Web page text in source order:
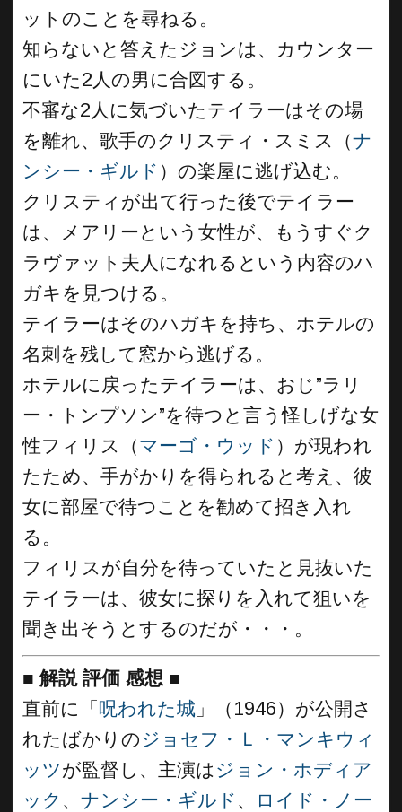
ットのことを尋ねる。
知らないと答えたジョンは、カウンター
にいた2人の男に合図する。
不審な2人に気づいたテイラーはその場
を離れ、歌手のクリスティ・スミス（ナ
ンシー・ギルド ）の楽屋に逃げ込む。
クリスティが出て行った後でテイラー
は、メアリーという女性が、もうすぐク
ラヴァット夫人になれるという内容のハ
ガキを見つける。
テイラーはそのハガキを持ち、ホテルの
名刺を残して窓から逃げる。
ホテルに戻ったテイラーは、おじ”ラリ
ー・トンプソン”を待つと言う怪しげな女
性フィリス（マーゴ・ウッド ）が現われ
たため、手がかりを得られると考え、彼
女に部屋で待つことを勧めて招き入れ
る。
フィリスが自分を待っていたと見抜いた
テイラーは、彼女に探りを入れて狙いを
聞き出そうとするのだが・・・。
■ 解説 評価 感想 ■
直前に「 呪われた城 」（1946）が公開さ
れたばかりのジョセフ・Ｌ・マンキウィ
ッツが監督し、主演はジョン・ホディア
ック 、 ナンシー・ギルド 、
ロイド・ノー